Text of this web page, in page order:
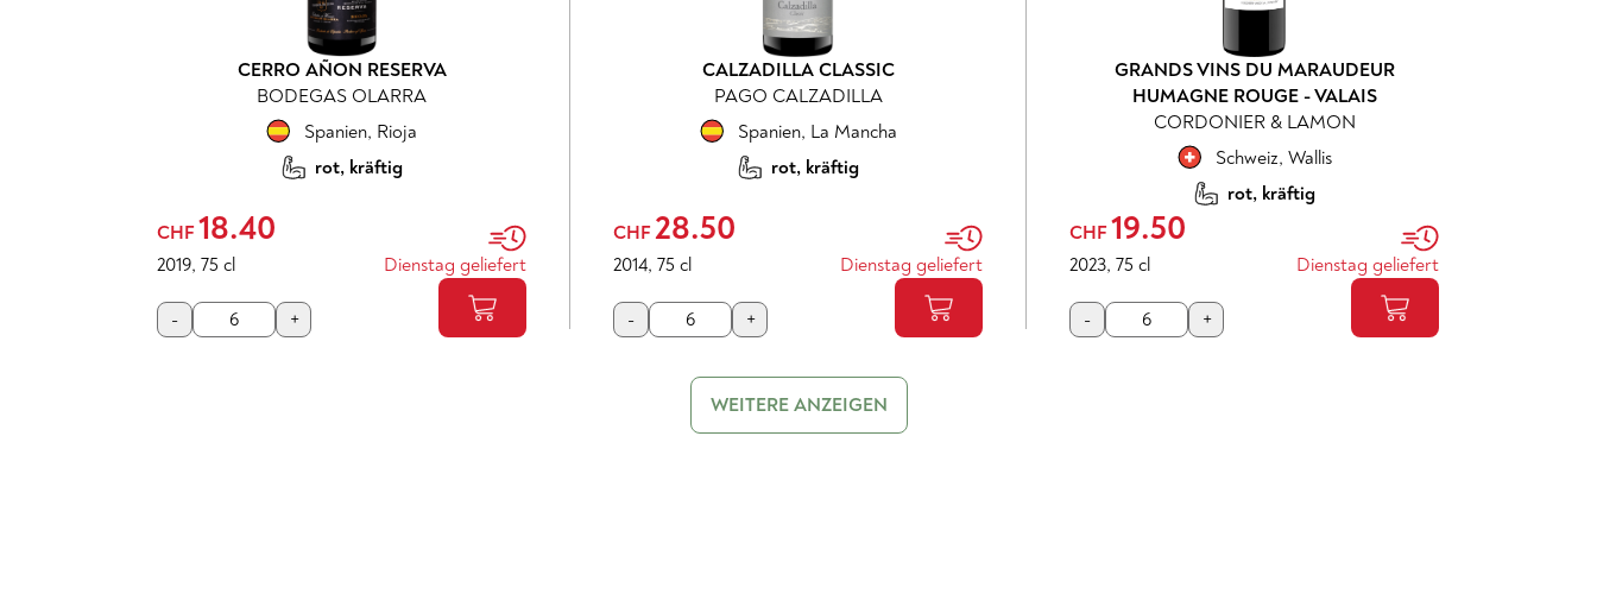
CERRO AÑON RESERVA
BODEGAS OLARRA
Spanien, Rioja
rot, kräftig
CHF 18.40
2019, 75 cl Dienstag geliefert
- +
CALZADILLA CLASSIC
PAGO CALZADILLA
Spanien, La Mancha
rot, kräftig
CHF 28.50
2014, 75 cl Dienstag geliefert
- +
GRANDS VINS DU MARAUDEUR
HUMAGNE ROUGE - VALAIS
CORDONIER & LAMON
Schweiz, Wallis
rot, kräftig
CHF 19.50
2023, 75 cl Dienstag geliefert
- +
WEITERE ANZEIGEN